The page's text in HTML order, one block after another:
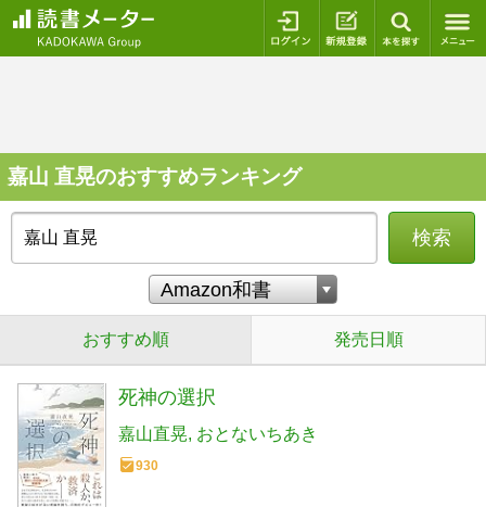
ログイン 新規登録
嘉山 直晃のおすすめランキング
検索
おすすめ順 発売日順
死神の選択
嘉山直晃 おとないちあき
930